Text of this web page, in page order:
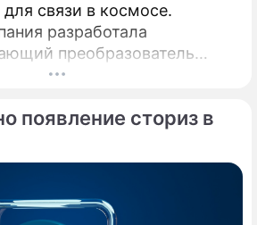
связи в космосе.
разработала
преобразователь
появление сториз в